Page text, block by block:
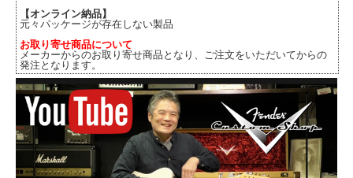
【オンライン納品】
元々パッケージが存在しない製品
お取り寄せ商品について
メーカーからのお取り寄せ商品となり、ご注文をいただいてからの
発注となります。